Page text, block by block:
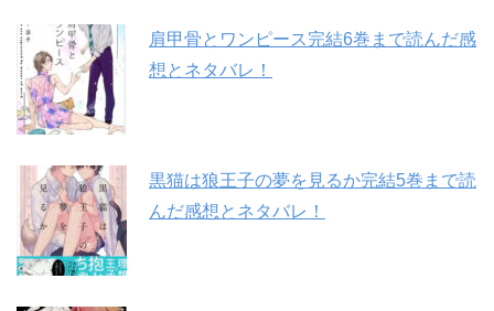
肩甲骨とワンピース完結6巻まで読んだ感
想とネタバレ！
黒猫は狼王子の夢を見るか完結5巻まで読
んだ感想とネタバレ！